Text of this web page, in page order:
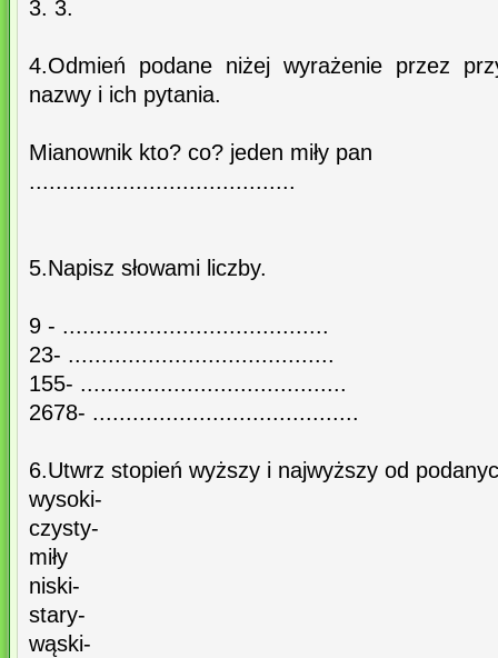
3. 3.
4.Odmień podane niżej wyrażenie przez
nazwy i ich pytania.
Mianownik kto? co? jeden miły pan
........................................
5.Napisz słowami liczby.
9 - ........................................
23- ........................................
155- ........................................
2678- ........................................
6.Utwrz stopień wyższy i najwyższy od
wysoki-
czysty-
miły
niski-
stary-
wąski-